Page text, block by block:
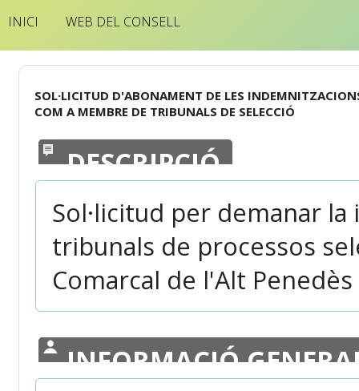
INICI WEB DEL CONSELL
SOL·LICITUD D'ABONAMENT DE LES
COM A MEMBRE DE TRIBUNALS DE SELECCIÓ
DESCRIPCIÓ
Sol·licitud per demanar
tribunals de processos
Comarcal de l'Alt Penedès
INFORMACIÓ